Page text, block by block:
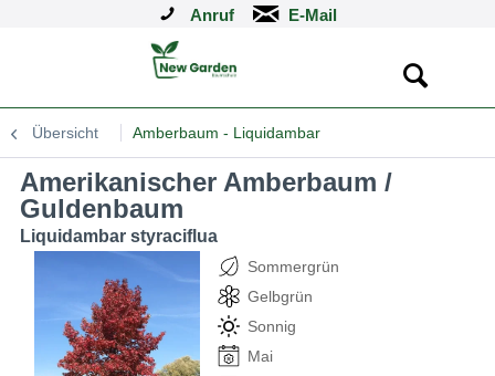
Anruf
Übersicht Amberbaum - Liquidambar
Amerikanischer Amberbaum /
Guldenbaum
Liquidambar styraciflua
Sommergrün
Gelbgrün
Sonnig
Mai